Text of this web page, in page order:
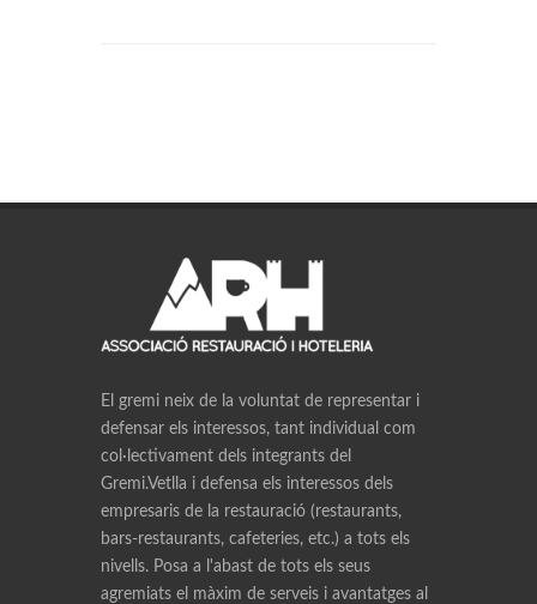
El gremi neix de la voluntat de representar i
defensar els interessos, tant individual com
col·lectivament dels integrants del
Gremi.Vetlla i defensa els interessos dels
empresaris de la restauració (restaurants,
bars-restaurants, cafeteries, etc.) a tots els
nivells. Posa a l'abast de tots els seus
agremiats el màxim de serveis i avantatges al